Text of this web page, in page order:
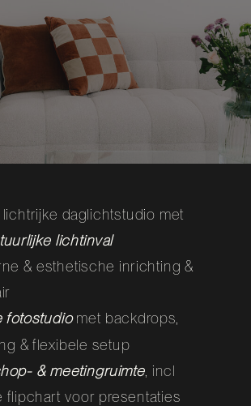
lichtrijke daglichtstudio met
lichtinval
& esthetische inrichting &
fotostudiomet backdrops,
& flexibele setup
& meetingruimte , incl
flipchart voor presentaties